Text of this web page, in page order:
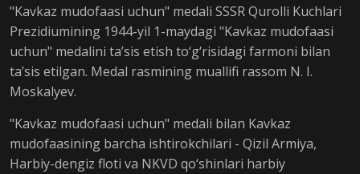
"Kavkaz mudofaasi uchun" medali SSSR Qurolli Kuchlari
Prezidiumining 1944-yil 1-maydagi "Kavkaz mudofaasi
uchun" medalini ta’sis etish to‘g‘risidagi farmoni bilan
ta’sis etilgan. Medal rasmining muallifi rassom N. I.
Moskalyev.
"Kavkaz mudofaasi uchun" medali bilan Kavkaz
mudofaasining barcha ishtirokchilari - Qizil Armiya,
Harbiy-dengiz floti va NKVD qo‘shinlari harbiy